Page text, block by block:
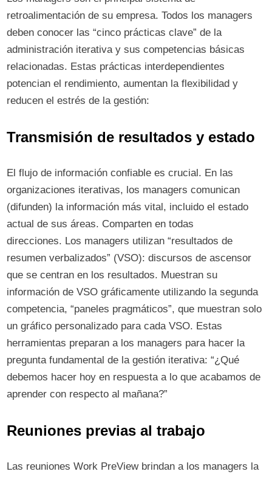
retroalimentación de su empresa. Todos los managers
deben conocer las “cinco prácticas clave” de la
administración iterativa y sus competencias básicas
relacionadas. Estas prácticas interdependientes
potencian el rendimiento, aumentan la flexibilidad y
reducen el estrés de la gestión:
Transmisión de resultados y estado
El flujo de información confiable es crucial. En las
organizaciones iterativas, los managers comunican
(difunden) la información más vital, incluido el estado
actual de sus áreas. Comparten en todas
direcciones. Los managers utilizan “resultados de
resumen verbalizados” (VSO): discursos de ascensor
que se centran en los resultados. Muestran su
información de VSO gráficamente utilizando la segunda
competencia, “paneles pragmáticos”, que muestran solo
un gráfico personalizado para cada VSO. Estas
herramientas preparan a los managers para hacer la
pregunta fundamental de la gestión iterativa: “¿Qué
debemos hacer hoy en respuesta a lo que acabamos de
aprender con respecto al mañana?”
Reuniones previas al trabajo
Las reuniones Work PreView brindan a los managers la